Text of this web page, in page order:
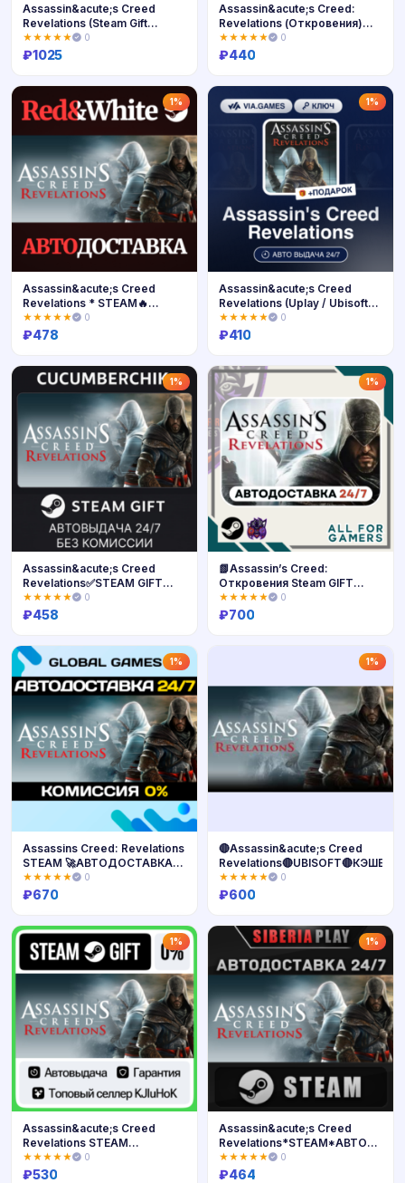
Купить
Assassin&acute;s Creed
Revelations (Steam Gift
Россия)
★★★★★ 0
₽1025
Купить
Assassin&acute;s Creed:
Revelations (Откровения)
Ключ Ubisoft
★★★★★ 0
₽440
1%
Купить
Assassin&acute;s Creed
Revelations * STEAM🔥
АВТОДОСТАВКА
★★★★★ 0
₽478
1%
Assassin&acute;s Creed
Revelations (Uplay / Ubisoft
Ключ) РФ-СНГ-МИР +
ПОДАРОК
★★★★★ 0
₽410
1%
Купить
Assassin&acute;s Creed
Revelations✅STEAM GIFT
AUTO✅RU+МИР
★★★★★ 0
₽458
1%
📗Assassin’s Creed:
Откровения Steam GIFT
RU+Подарок
★★★★★ 0
₽700
1%
Купить
Assassins Creed: Revelations
STEAM 🚀АВТОДОСТАВКА💳
0%
★★★★★ 0
₽670
1%
Купить
🔴Assassin&acute;s Creed
★★★★★ 0
₽600
1%
Assassin&acute;s Creed
Revelations STEAM
GIFT•RU⚡️АВТО
★★★★★ 0
₽530
1%
Assassin&acute;s Creed
Revelations*STEAM*АВТО*RU/
СНГ
★★★★★ 0
₽464